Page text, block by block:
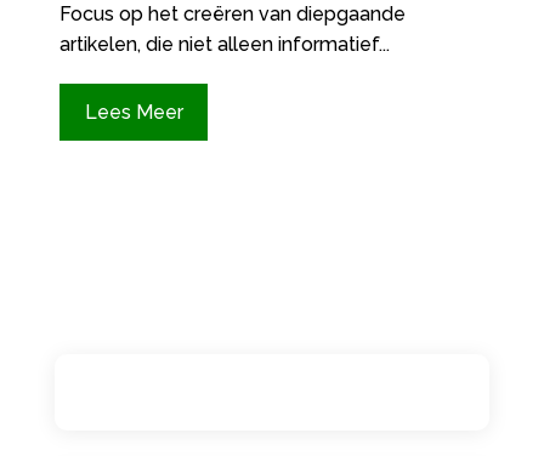
Focus op het creëren van diepgaande
artikelen, die niet alleen informatief...
Lees Meer